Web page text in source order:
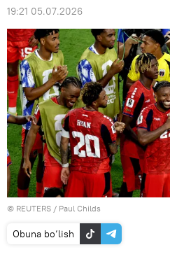
19:21 05.07.2026
© REUTERS / Paul Childs
Obuna bo‘lish